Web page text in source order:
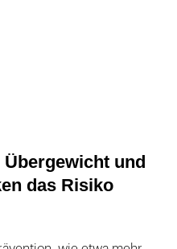
und
das Risiko